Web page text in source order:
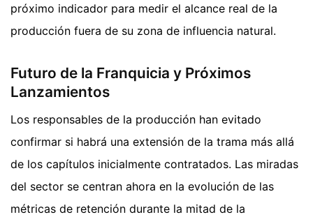
próximo indicador para medir el alcance real de la
producción fuera de su zona de influencia natural.
Futuro de la Franquicia y Próximos
Lanzamientos
Los responsables de la producción han evitado
confirmar si habrá una extensión de la trama más allá
de los capítulos inicialmente contratados. Las miradas
del sector se centran ahora en la evolución de las
métricas de retención durante la mitad de la